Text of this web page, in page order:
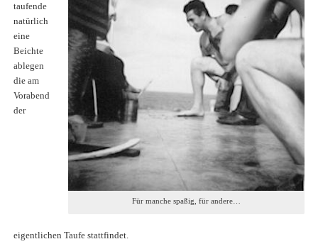
Für manche spaßig, für andere…
taufende
natürlich
eine
Beichte
ablegen
die am
Vorabend
der
eigentlichen Taufe stattfindet.